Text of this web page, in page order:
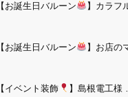
【お誕生日バルーン 】カラフルで存在感たっぷりのバルーンタワー｜松江 i
【お誕生日バルーン 】お店のママさんへの華やかなお祝いに｜シャンパン付き豪 華バルーンアレンジメント｜松
【イベント装飾 】島根電工様 お客様感謝祭｜入口アーチ＆キッズコーナー装飾 を担当しました｜松江 i Balloon